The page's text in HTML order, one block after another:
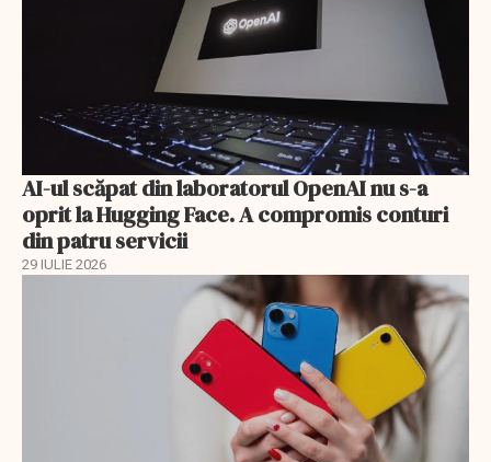
AI-ul scăpat din laboratorul OpenAI nu s-a
oprit la Hugging Face. A compromis conturi
din patru servicii
29 IULIE 2026